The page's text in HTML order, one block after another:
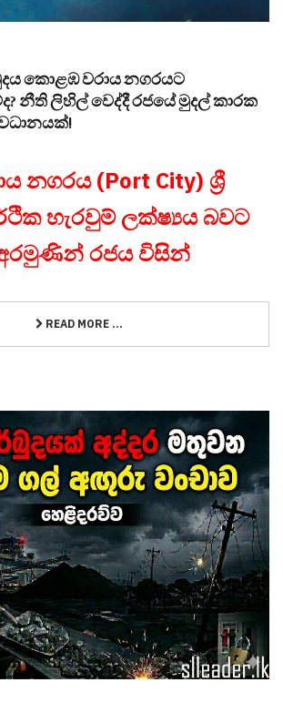
කොළඹ වරාය නගරයට
නීති ලිහිල් වෙද්දී රජයේ මුදල් කාරක
නගරය (Port City) ශ්‍රී
හැරවුම් ලක්ෂ්‍යය බවට
රජය විසින්
READ MORE ...